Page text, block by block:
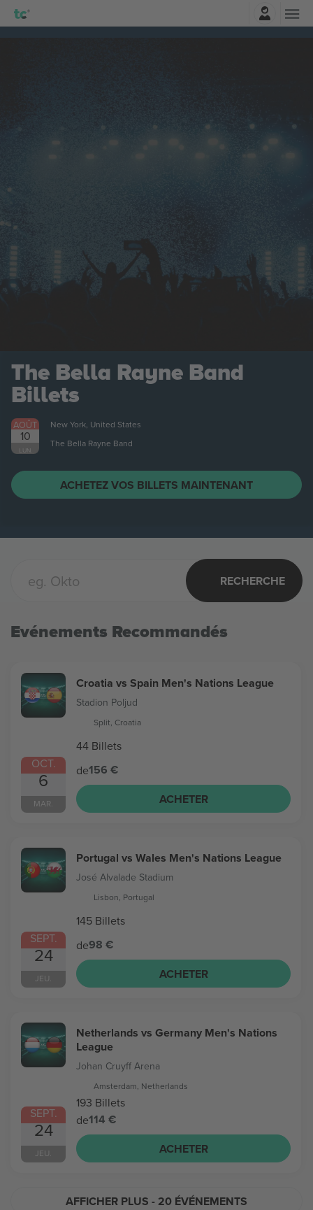
The Bella Rayne Band
Billets
AOÛT
10
LUN.
New York, United States
The Bella Rayne Band
ACHETEZ VOS BILLETS MAINTENANT
RECHERCHE
Evénements Recommandés
OCT.
6
MAR.
Croatia vs Spain Men's Nations League
Stadion Poljud
Split, Croatia
44 Billets
de156 €
ACHETER
SEPT.
24
JEU.
Portugal vs Wales Men's Nations League
José Alvalade Stadium
Lisbon, Portugal
145 Billets
de98 €
ACHETER
SEPT.
24
JEU.
Netherlands vs Germany Men's Nations
League
Johan Cruyff Arena
Amsterdam, Netherlands
193 Billets
de114 €
ACHETER
AFFICHER PLUS - 20 ÉVÉNEMENTS